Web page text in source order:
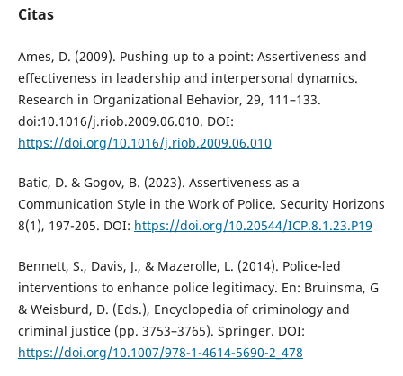
Citas
Ames, D. (2009). Pushing up to a point: Assertiveness and
effectiveness in leadership and interpersonal dynamics.
Research in Organizational Behavior, 29, 111–133.
doi:10.1016/j.riob.2009.06.010. DOI:
https://doi.org/10.1016/j.riob.2009.06.010
Batic, D. & Gogov, B. (2023). Assertiveness as a
Communication Style in the Work of Police. Security Horizons
8(1), 197-205. DOI: https://doi.org/10.20544/ICP.8.1.23.P19
Bennett, S., Davis, J., & Mazerolle, L. (2014). Police-led
interventions to enhance police legitimacy. En: Bruinsma, G
& Weisburd, D. (Eds.), Encyclopedia of criminology and
criminal justice (pp. 3753–3765). Springer. DOI:
https://doi.org/10.1007/978-1-4614-5690-2_478